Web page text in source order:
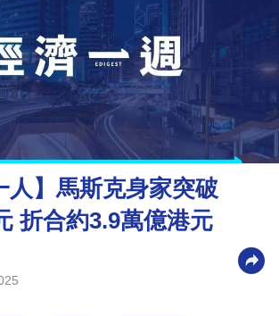
人】馬斯克身家突破
折合約3.9萬億港元